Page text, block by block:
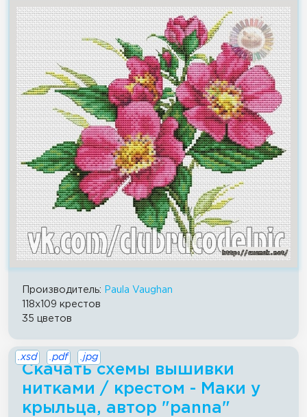
Производитель:
Paula Vaughan
118x109 крестов
35 цветов
Скачать схемы вышивки
нитками / крестом - Маки у
крыльца, автор "panna"
.xsd .pdf .jpg